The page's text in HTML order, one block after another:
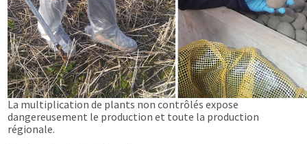
La multiplication de plants non contrôlés expose
dangereusement le production et toute la production
régionale.